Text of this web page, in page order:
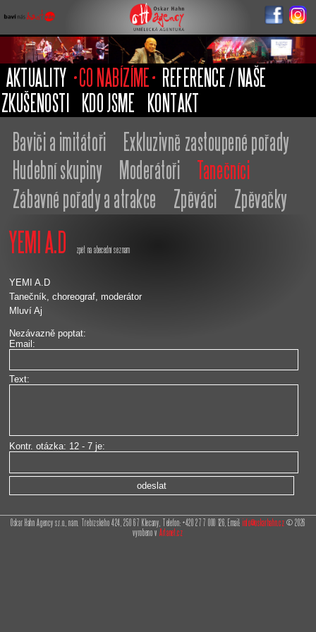
Oskar Hahn
Agency
AKTUALITY CO NABÍZÍME
REFERENCE / NAŠE
ZKUŠENOSTI
KDO JSME
KONTAKT
Baviči a imitátoři
Exkluzivně zastoupené pořady
Hudební skupiny
Moderátoři
Tanečníci
Zábavné pořady a atrakce
Zpěváci Zpěvačky
YEMI A.D zpět na abecední seznam
YEMI A.D
Tanečník, choreograf, moderátor
Mluví Aj
Nezávazně poptat:
Email:
Text:
Kontr. otázka: 12 - 7 je:
Oskar Hahn Agency s.r.o., nám. Třebízského 424, 250 67 Klecany, Telefon: +420 277 000 126, Email: info@oskarhahn.cz © 2026
vyrobeno v Artanet.cz